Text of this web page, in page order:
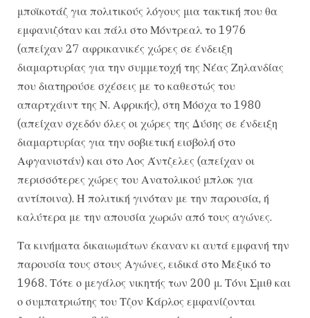
μποϊκοτάζ για πολιτικούς λόγους μια τακτική που θα
εμφανιζόταν και πάλι στο Μόντρεαλ το 1976
(απείχαν 27 αφρικανικές χώρες σε ένδειξη
διαμαρτυρίας για την συμμετοχή της Νέας Ζηλανδίας
που διατηρούσε σχέσεις με το καθεστώς του
απαρτχάιντ της Ν. Αφρικής), στη Μόσχα το 1980
(απείχαν σχεδόν όλες οι χώρες της Δύσης σε ένδειξη
διαμαρτυρίας για την σοβιετική εισβολή στο
Αφγανιστάν) και στο Λος Άντζελες (απείχαν οι
περισσότερες χώρες του Ανατολικού μπλοκ για
αντίποινα). Η πολιτική γινόταν με την παρουσία, ή
καλύτερα με την απουσία χωρών από τους αγώνες.
Τα κινήματα δικαιωμάτων έκαναν κι αυτά εμφανή την
παρουσία τους στους Αγώνες, ειδικά στο Μεξικό το
1968. Τότε ο μεγάλος νικητής των 200 μ. Τόνι Σμιθ και
ο συμπατριώτης του Τζον Κάρλος εμφανίζονται